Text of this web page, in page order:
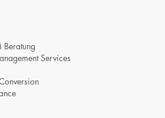
Beratung
Services